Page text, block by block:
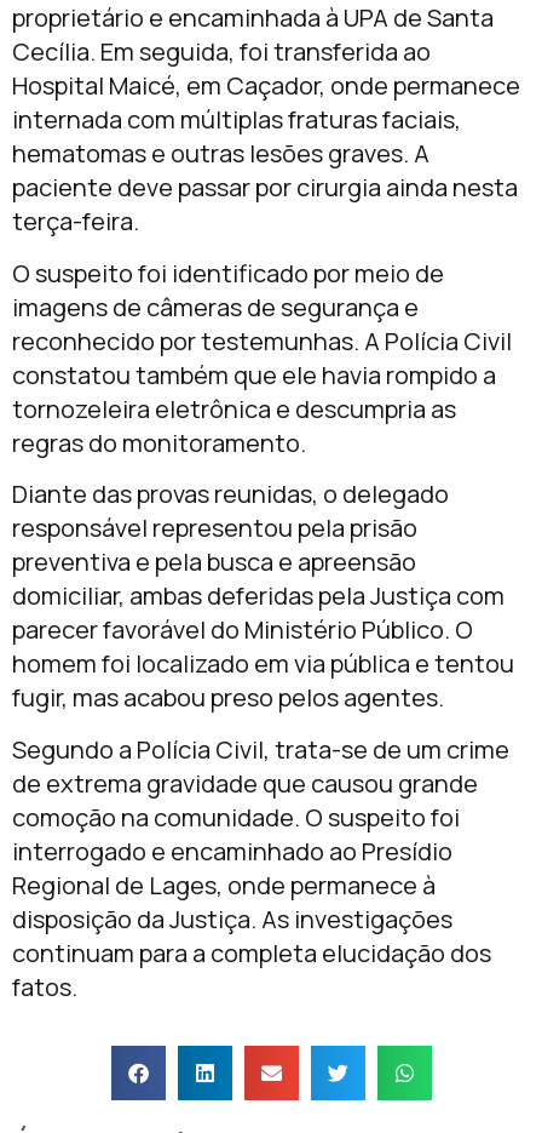
proprietário e encaminhada à UPA de Santa
Cecília. Em seguida, foi transferida ao
Hospital Maicé, em Caçador, onde permanece
internada com múltiplas fraturas faciais,
hematomas e outras lesões graves. A
paciente deve passar por cirurgia ainda nesta
terça-feira.
O suspeito foi identificado por meio de
imagens de câmeras de segurança e
reconhecido por testemunhas. A Polícia Civil
constatou também que ele havia rompido a
tornozeleira eletrônica e descumpria as
regras do monitoramento.
Diante das provas reunidas, o delegado
responsável representou pela prisão
preventiva e pela busca e apreensão
domiciliar, ambas deferidas pela Justiça com
parecer favorável do Ministério Público. O
homem foi localizado em via pública e tentou
fugir, mas acabou preso pelos agentes.
Segundo a Polícia Civil, trata-se de um crime
de extrema gravidade que causou grande
comoção na comunidade. O suspeito foi
interrogado e encaminhado ao Presídio
Regional de Lages, onde permanece à
disposição da Justiça. As investigações
continuam para a completa elucidação dos
fatos.